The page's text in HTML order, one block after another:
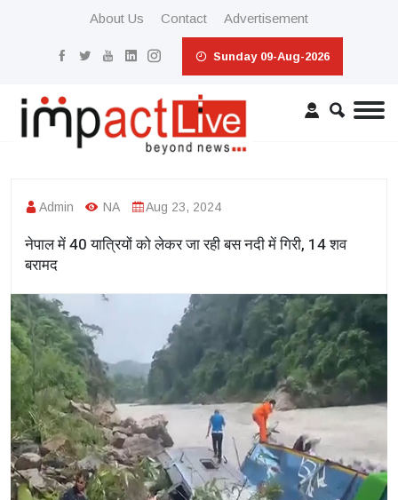
About Us Contact Advertisement
Sunday 09-Aug-2026
Admin NA Aug 23, 2024
नेपाल में 40 यात्रियों को लेकर जा रही बस नदी में गिरी, 14 शव
बरामद